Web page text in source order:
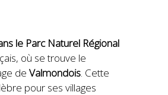
le Parc Naturel Régional
où se trouve le
de Valmondois. Cette
pour ses villages